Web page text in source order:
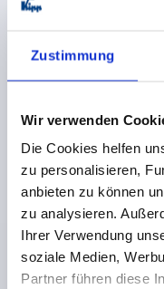
Zustimmung
Wir verwenden
Die Cookies helfen
zu personalisieren,
anbieten zu können
zu analysieren.
Ihrer Verwendung
soziale Medien,
Partner führen diese
A=35,9, ZINK
7,69 €
zzgl. MwSt.
K1275